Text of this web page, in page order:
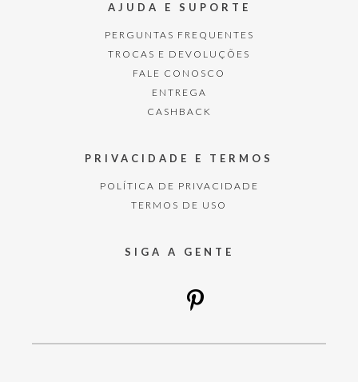
AJUDA E SUPORTE
PERGUNTAS FREQUENTES
TROCAS E DEVOLUÇÕES
FALE CONOSCO
ENTREGA
CASHBACK
PRIVACIDADE E TERMOS
POLÍTICA DE PRIVACIDADE
TERMOS DE USO
SIGA A GENTE